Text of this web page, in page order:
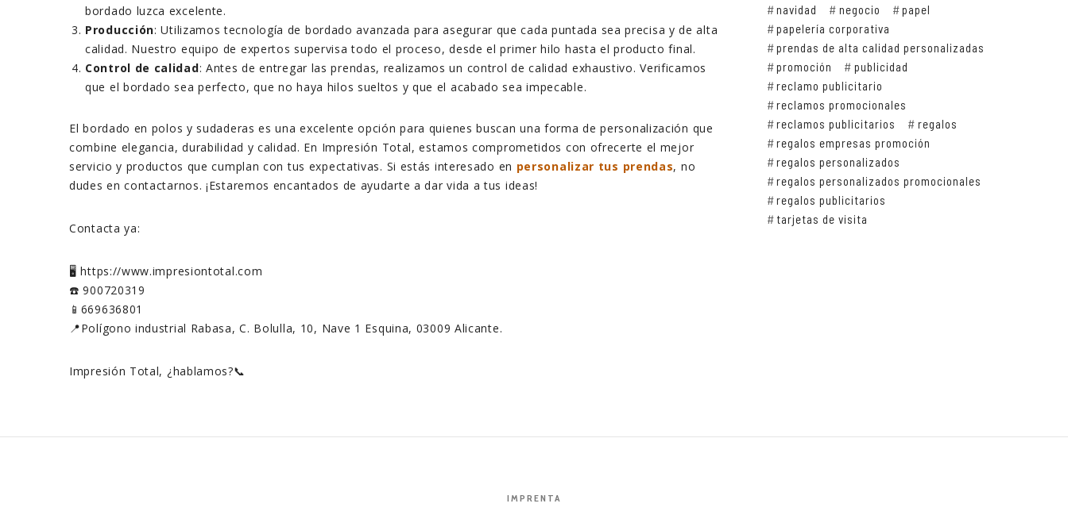
bordado luzca excelente.
Producción: Utilizamos tecnología de bordado avanzada para asegurar que cada puntada sea precisa y de alta
calidad. Nuestro equipo de expertos supervisa todo el proceso, desde el primer hilo hasta el producto final.
Control de calidad: Antes de entregar las prendas, realizamos un control de calidad exhaustivo. Verificamos
que el bordado sea perfecto, que no haya hilos sueltos y que el acabado sea impecable.
El bordado en polos y sudaderas es una excelente opción para quienes buscan una forma de personalización que
combine elegancia, durabilidad y calidad. En Impresión Total, estamos comprometidos con ofrecerte el mejor
servicio y productos que cumplan con tus expectativas. Si estás interesado en personalizar tus prendas, no
dudes en contactarnos. ¡Estaremos encantados de ayudarte a dar vida a tus ideas!
Contacta ya:
🖥️ https://www.impresiontotal.com
☎️ 900720319
📱669636801
📍Polígono industrial Rabasa, C. Bolulla, 10, Nave 1 Esquina, 03009 Alicante.
Impresión Total, ¿hablamos?📞
navidad
negocio
papel
papelería corporativa
prendas de alta calidad personalizadas
promoción
publicidad
reclamo publicitario
reclamos promocionales
reclamos publicitarios
regalos
regalos empresas promoción
regalos personalizados
regalos personalizados promocionales
regalos publicitarios
tarjetas de visita
IMPRENTA